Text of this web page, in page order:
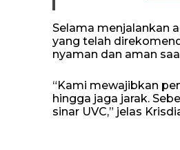
Selama menjalankan
yang telah
nyaman dan aman
“Kami mewajibkan
hingga jaga jarak.
sinar UVC,” jelas